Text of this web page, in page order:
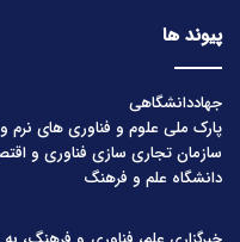
پیوند ها
جهاددانشگاهی
پارک ملی علوم و فناوری های نرم
سازمان تجاری سازی فناوری و
دانشگاه علم و فرهنگ